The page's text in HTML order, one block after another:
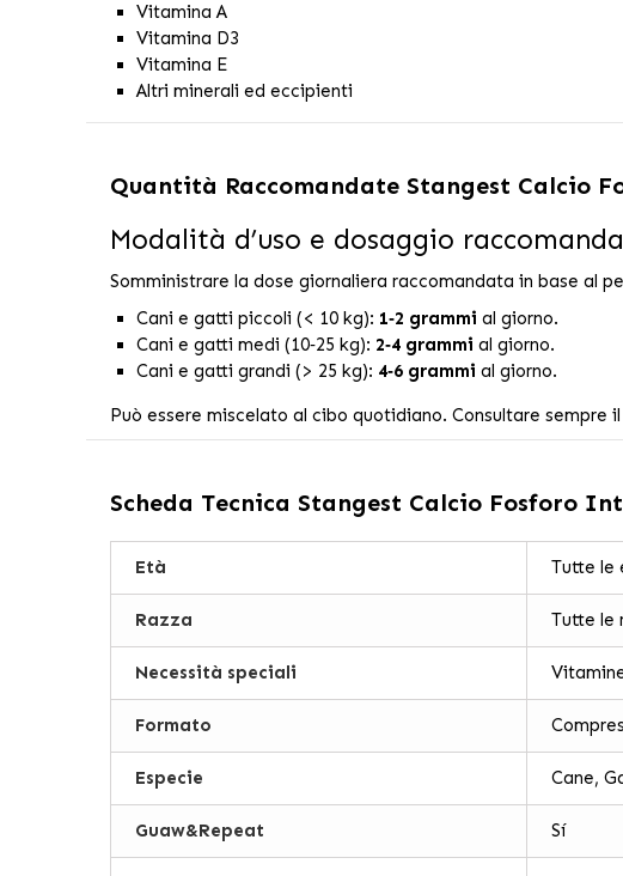
Vitamina A
Vitamina D3
Vitamina E
Altri minerali ed eccipienti
Quantità Raccomandate Stangest Calcio
Modalità d’uso e dosaggio
Somministrare la dose giornaliera raccomandata in base al
Cani e gatti piccoli (< 10 kg): 1‑2 grammi al giorno.
Cani e gatti medi (10‑25 kg): 2‑4 grammi al giorno.
Cani e gatti grandi (> 25 kg): 4‑6 grammi al giorno.
Può essere miscelato al cibo quotidiano. Consultare
Scheda Tecnica Stangest Calcio Fosforo
Età Tutte le
Razza Tutte le
Necessità speciali
Formato
Especie Cane,
Guaw&Repeat Sí